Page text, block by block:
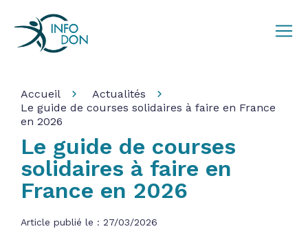
Accueil
Actualités
Le guide de courses solidaires à faire en France
en 2026
Le guide de courses
solidaires à faire en
France en 2026
Article publié le : 27/03/2026